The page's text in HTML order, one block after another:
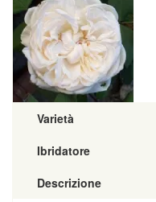
Varietà
Ibridatore
Descrizione